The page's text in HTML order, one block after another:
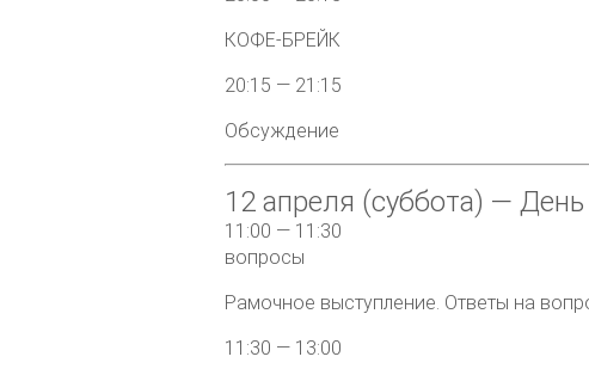
КОФЕ-БРЕЙК
20:15 — 21:15
Обсуждение
12 апреля (суббота) — День
11:00 — 11:30
вопросы
Рамочное выступление. Ответы на
11:30 — 13:00